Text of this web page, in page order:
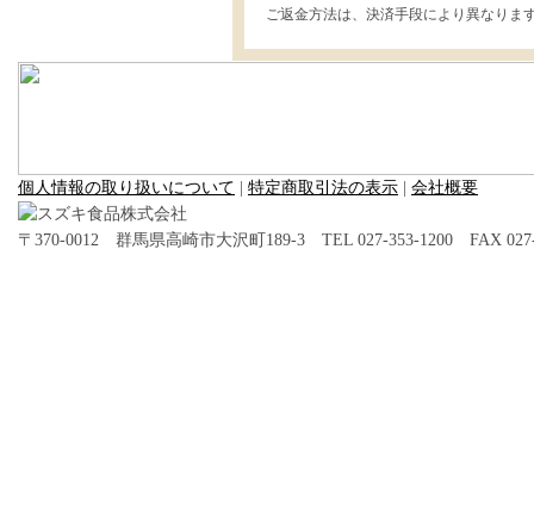
ご返金方法は、決済手段により異なりま
個人情報の取り扱いについて 特定商取引法の表示 会社概要
〒370-0012 群馬県高崎市大沢町189-3 TEL 027-353-1200 FAX